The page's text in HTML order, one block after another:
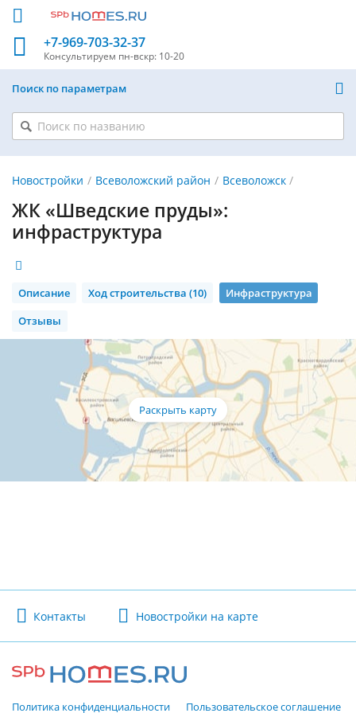
+7-969-703-32-37
Консультируем пн-вскр: 10-20
Поиск по параметрам
Новостройки Всеволожский район Всеволожск
ЖК «Шведские пруды»:
инфраструктура
Описание Ход строительства (10)
Инфраструктура
Отзывы
Контакты Новостройки на карте
Политика конфиденциальности Пользовательское соглашение